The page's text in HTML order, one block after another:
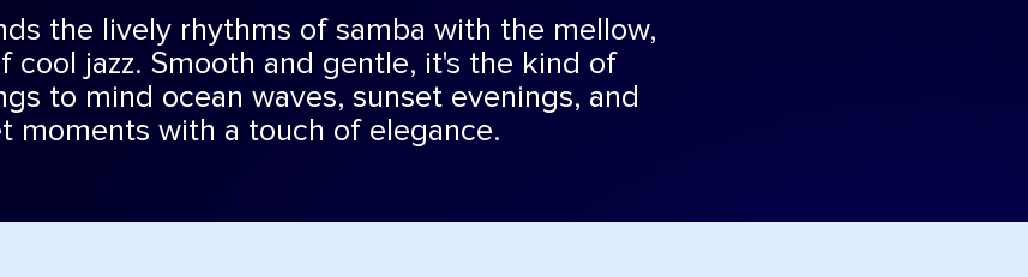
the lively rhythms of samba with the mellow,
cool jazz. Smooth and gentle, it's the kind of
to mind ocean waves, sunset evenings, and
moments with a touch of elegance.